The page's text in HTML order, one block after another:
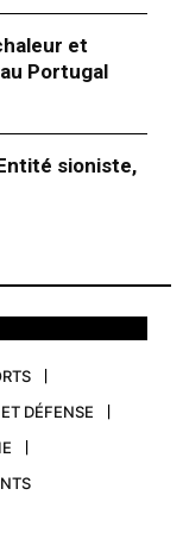
et
Portugal
sioniste,
DÉFENSE